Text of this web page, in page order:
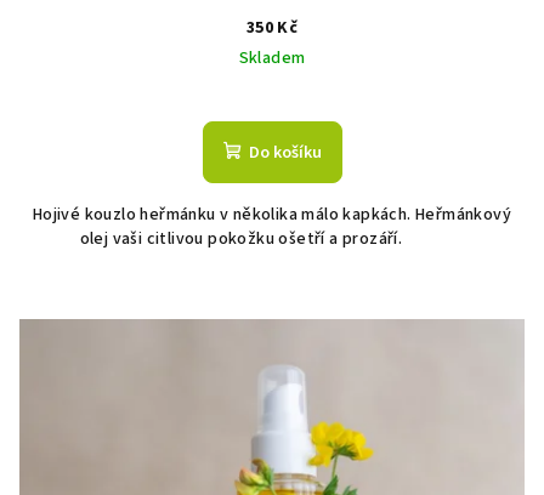
350 Kč
Skladem
Do košíku
Hojivé kouzlo heřmánku v několika málo kapkách. Heřmánkový
olej vaši citlivou pokožku ošetří a prozáří.